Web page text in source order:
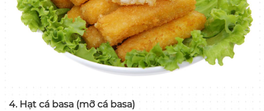
4. Hạt cá basa (mỡ cá basa)